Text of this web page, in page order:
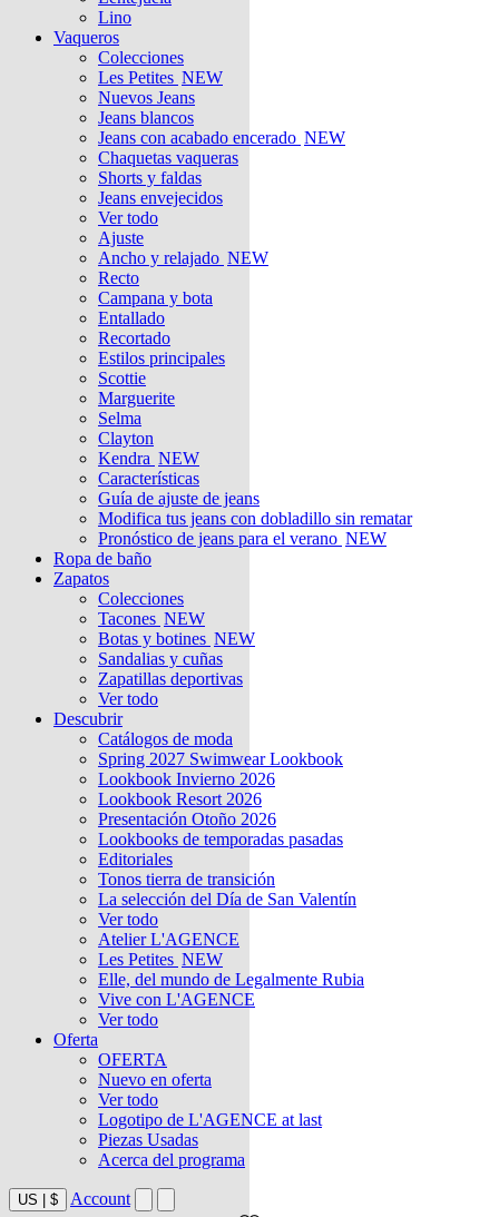
Lino
Vaqueros
Colecciones
Les Petites NEW
Nuevos Jeans
Jeans blancos
Jeans con acabado encerado NEW
Chaquetas vaqueras
Shorts y faldas
Jeans envejecidos
Ver todo
Ajuste
Ancho y relajado NEW
Recto
Campana y bota
Entallado
Recortado
Estilos principales
Scottie
Marguerite
Selma
Clayton
Kendra NEW
Características
Guía de ajuste de jeans
Modifica tus jeans con dobladillo sin rematar
Pronóstico de jeans para el verano NEW
Ropa de baño
Zapatos
Colecciones
Tacones NEW
Botas y botines NEW
Sandalias y cuñas
Zapatillas deportivas
Ver todo
Descubrir
Catálogos de moda
Spring 2027 Swimwear Lookbook
Lookbook Invierno 2026
Lookbook Resort 2026
Presentación Otoño 2026
Lookbooks de temporadas pasadas
Editoriales
Tonos tierra de transición
La selección del Día de San Valentín
Ver todo
Atelier L'AGENCE
Les Petites NEW
Elle, del mundo de Legalmente Rubia
Vive con L'AGENCE
Ver todo
Oferta
OFERTA
Nuevo en oferta
Ver todo
Logotipo de L'AGENCE at last
Piezas Usadas
Acerca del programa
US $ Account